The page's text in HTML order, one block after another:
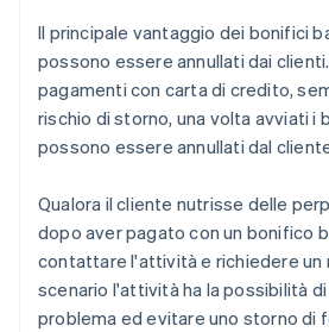
Il principale vantaggio dei bonifici
possono essere annullati dai
pagamenti con carta di credito,
rischio di storno, una volta avviati i
possono essere annullati dal
Qualora il cliente nutrisse delle
dopo aver pagato con un bonifico
contattare l'attività e richiedere un
scenario l'attività ha la possibilità
problema ed evitare uno storno di